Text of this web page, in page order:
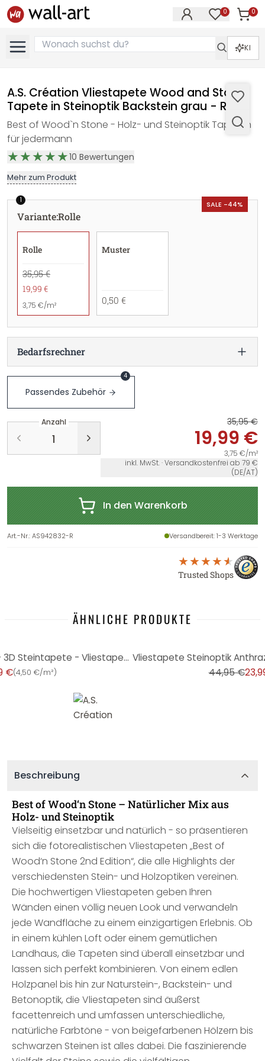
0 0
KI
A.S. Création Vliestapete Wood and Stone
Tapete in Steinoptik Backstein grau - Rolle
Best of Wood`n Stone - Holz- und Steinoptik Tapeten
für jedermann
10 Bewertungen
Mehr zum Produkt
SALE -44%
1
Variante:Rolle
Rolle
35,95 €
19,99 €
3,75 €/m²
Muster
0,50 €
Bedarfsrechner
Passendes Zubehör
4
Anzahl 35,95 €
19,99 €
3,75 €/m²
inkl. MwSt. · Versandkostenfrei ab 79 €
(DE/AT)
In den Warenkorb
Art.-Nr.:AS942832-R Versandbereit: 1-3 Werktage
Trusted Shops
ÄHNLICHE PRODUKTE
Steinoptik Tapete Grau Gelb - 3D Steintapete - Vliestapete Wohnzimmer Büro
€(4,50 €/m²) 44,95 €
Beschreibung
Best of Wood‘n Stone – Natürlicher Mix aus
Holz- und Steinoptik
Vielseitig einsetzbar und natürlich - so präsentieren
sich die fotorealistischen Vliestapeten „Best of
Wood‘n Stone 2nd Edition“, die alle Highlights der
verschiedensten Stein- und Holzoptiken vereinen.
Die hochwertigen Vliestapeten geben Ihren
Wänden einen völlig neuen Look und verwandeln
jede Wandfläche zu einem einzigartigen Erlebnis. Ob
in einem kühlen Loft oder einem gemütlichen
Landhaus, die Tapeten sind überall einsetzbar und
lassen sich perfekt kombinieren. Von einem edlen
Holzpanel bis hin zur Naturstein-, Backstein- und
Betonoptik, die Vliestapeten sind äußerst
facettenreich und umfassen unterschiedliche,
natürliche Farbtöne - von beigefarbenen Hölzern bis
schwarzen Steinen ist alles dabei. Die faszinierende